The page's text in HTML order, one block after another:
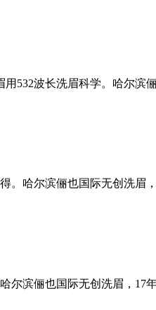
532波长洗眉科学。哈尔
哈尔滨俪也国际无创洗
滨俪也国际无创洗眉，17